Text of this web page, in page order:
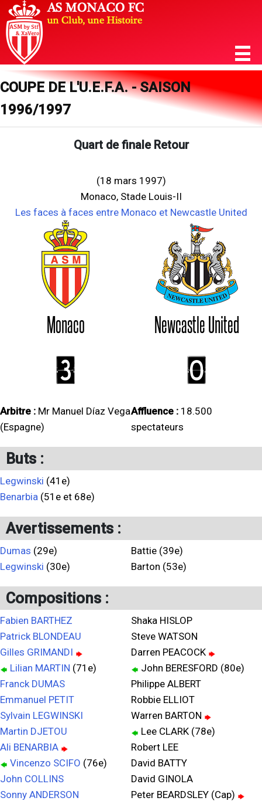
COUPE DE L'U.E.F.A. - SAISON
1996/1997
Quart de finale Retour
(18 mars 1997)
Monaco, Stade Louis-II
Les faces à faces entre Monaco et Newcastle United
Monaco Newcastle United
3 0
Arbitre : Mr Manuel Díaz Vega
(Espagne)
Affluence : 18.500
spectateurs
Buts :
Legwinski (41e)
Benarbia (51e et 68e)
Avertissements :
Dumas (29e)
Legwinski (30e)
Battie (39e)
Barton (53e)
Compositions :
Fabien BARTHEZ
Patrick BLONDEAU
Gilles GRIMANDI
Lilian MARTIN (71e)
Franck DUMAS
Emmanuel PETIT
Sylvain LEGWINSKI
Martin DJETOU
Ali BENARBIA
Vincenzo SCIFO (76e)
John COLLINS
Sonny ANDERSON
Shaka HISLOP
Steve WATSON
Darren PEACOCK
John BERESFORD (80e)
Philippe ALBERT
Robbie ELLIOT
Warren BARTON
Lee CLARK (78e)
Robert LEE
David BATTY
David GINOLA
Peter BEARDSLEY (Cap)